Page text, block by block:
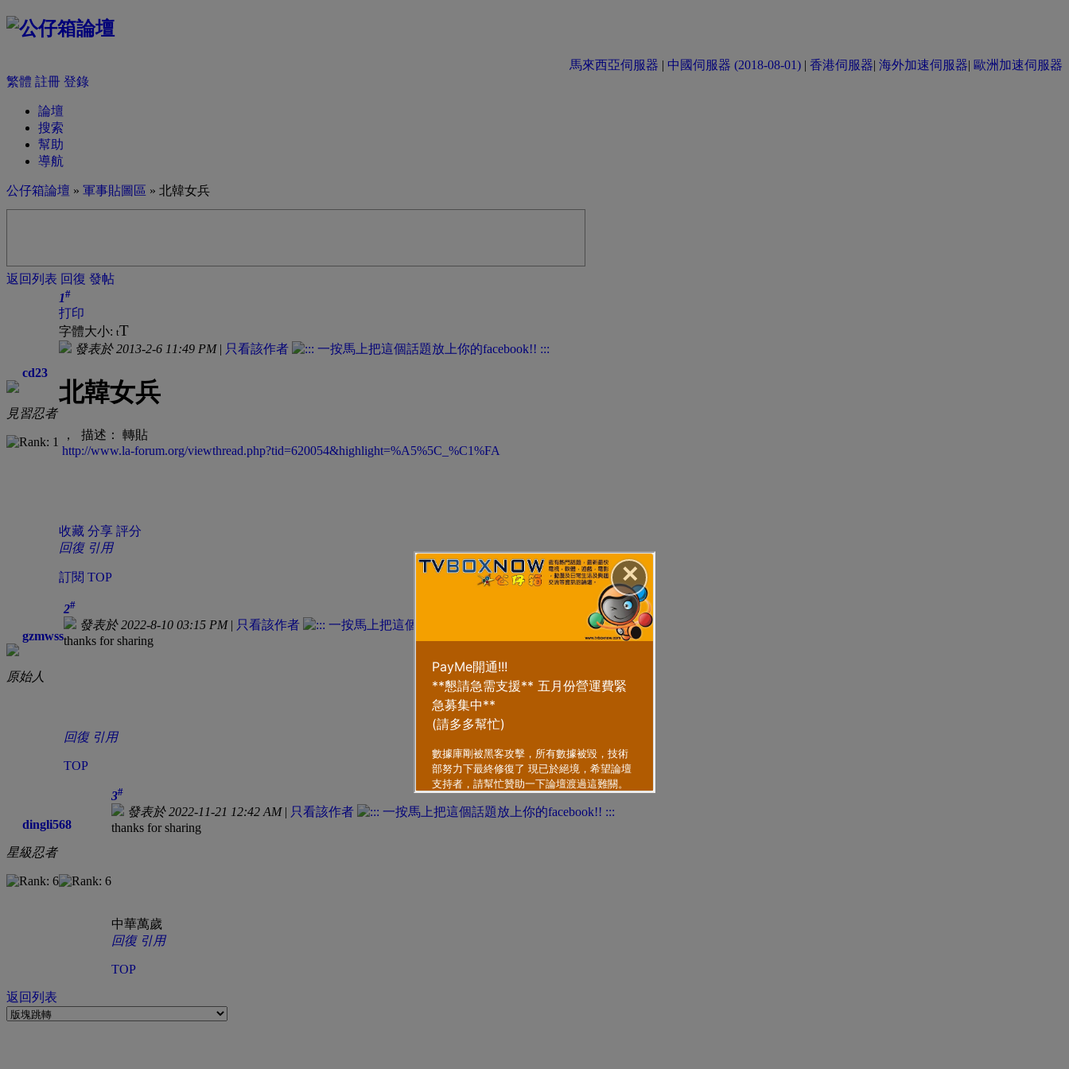
✕
馬來西亞伺服器 | 中國伺服器 (2018-08-01) | 香港伺服器| 海外加速伺服器| 歐洲加速伺服器
繁體 註冊 登錄
論壇
搜索
幫助
導航
公仔箱論壇 » 軍事貼圖區 » 北韓女兵
返回列表 回復 發帖
cd23
見習忍者
1#
打印
字體大小: tT
發表於 2013-2-6 11:49 PM| 只看該作者
北韓女兵
， 描述： 轉貼
http://www.la-forum.org/viewthread.php?tid=620054&highlight=%A5%5C_%C1%FA
收藏 分享 評分
回復 引用
訂閱 TOP
gzmwss
原始人
2#
發表於 2022-8-10 03:15 PM| 只看該作者
thanks for sharing
回復 引用
TOP
dingli568
星級忍者
3#
發表於 2022-11-21 12:42 AM| 只看該作者
thanks for sharing
中華萬歲
回復 引用
TOP
返回列表